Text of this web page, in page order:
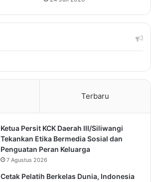
Terbaru
Ketua Persit KCK Daerah III/Siliwangi
Tekankan Etika Bermedia Sosial dan
Penguatan Peran Keluarga
7 Agustus 2026
Cetak Pelatih Berkelas Dunia, Indonesia